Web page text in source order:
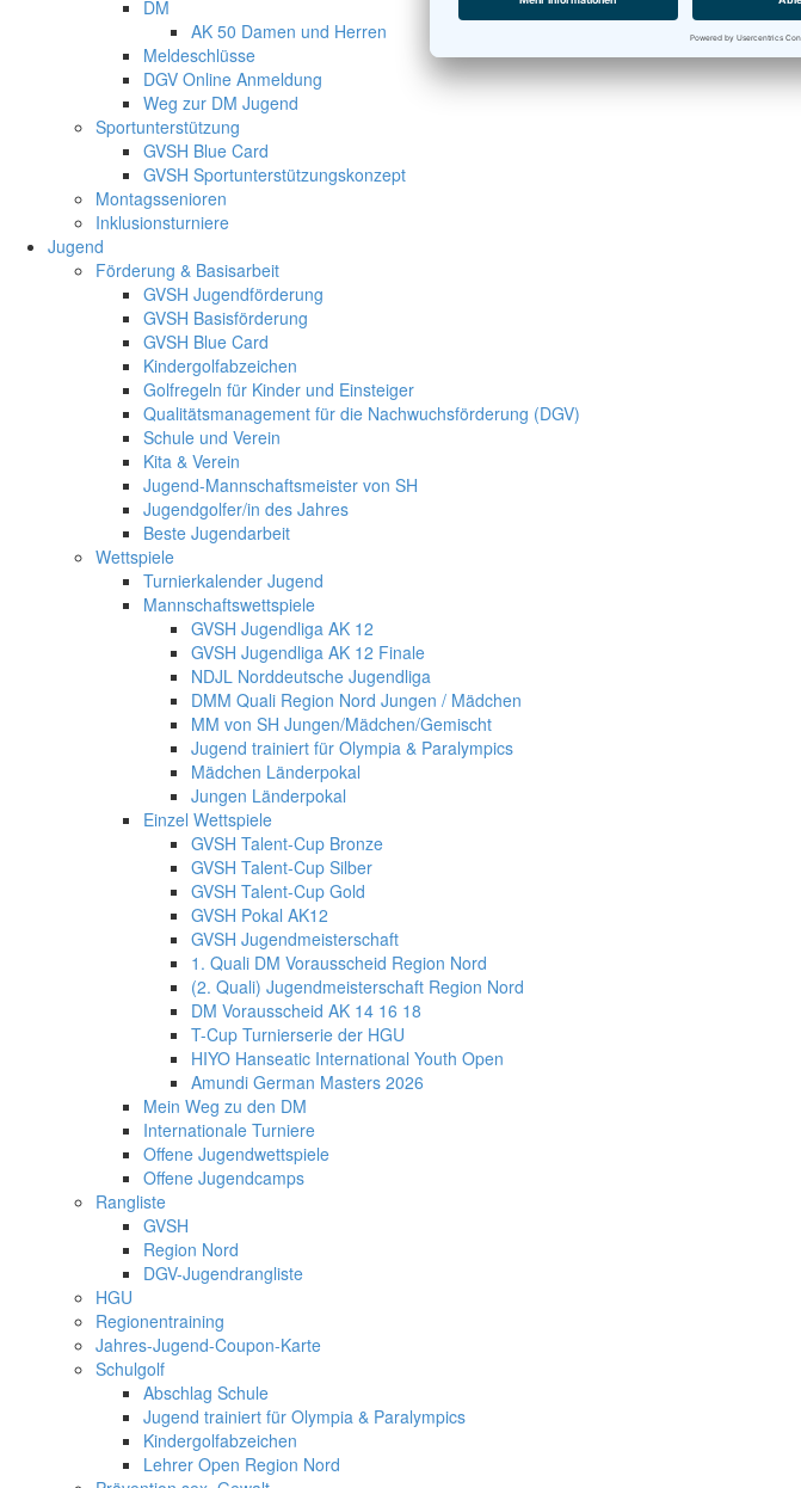
DM
AK 50 Damen und Herren
Meldeschlüsse
DGV Online Anmeldung
Weg zur DM Jugend
Sportunterstützung
GVSH Blue Card
GVSH Sportunterstützungskonzept
Montagssenioren
Inklusionsturniere
Jugend
Förderung & Basisarbeit
GVSH Jugendförderung
GVSH Basisförderung
GVSH Blue Card
Kindergolfabzeichen
Golfregeln für Kinder und Einsteiger
Qualitätsmanagement für die Nachwuchsförderung (DGV)
Schule und Verein
Kita & Verein
Jugend-Mannschaftsmeister von SH
Jugendgolfer/in des Jahres
Beste Jugendarbeit
Wettspiele
Turnierkalender Jugend
Mannschaftswettspiele
GVSH Jugendliga AK 12
GVSH Jugendliga AK 12 Finale
NDJL Norddeutsche Jugendliga
DMM Quali Region Nord Jungen / Mädchen
MM von SH Jungen/Mädchen/Gemischt
Jugend trainiert für Olympia & Paralympics
Mädchen Länderpokal
Jungen Länderpokal
Einzel Wettspiele
GVSH Talent-Cup Bronze
GVSH Talent-Cup Silber
GVSH Talent-Cup Gold
GVSH Pokal AK12
GVSH Jugendmeisterschaft
1. Quali DM Vorausscheid Region Nord
(2. Quali) Jugendmeisterschaft Region Nord
DM Vorausscheid AK 14 16 18
T-Cup Turnierserie der HGU
HIYO Hanseatic International Youth Open
Amundi German Masters 2026
Mein Weg zu den DM
Internationale Turniere
Offene Jugendwettspiele
Offene Jugendcamps
Rangliste
GVSH
Region Nord
DGV-Jugendrangliste
HGU
Regionentraining
Jahres-Jugend-Coupon-Karte
Schulgolf
Abschlag Schule
Jugend trainiert für Olympia & Paralympics
Kindergolfabzeichen
Lehrer Open Region Nord